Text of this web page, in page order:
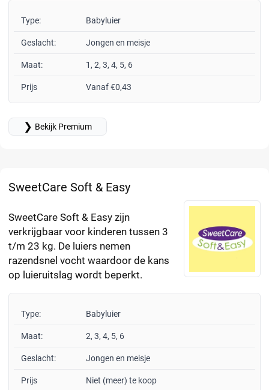
Type: Babyluier
Geslacht: Jongen en meisje
Maat: 1, 2, 3, 4, 5, 6
Prijs Vanaf €0,43
❯ Bekijk Premium
SweetCare Soft & Easy
SweetCare Soft & Easy zijn
verkrijgbaar voor kinderen tussen 3
t/m 23 kg. De luiers nemen
razendsnel vocht waardoor de kans
op luieruitslag wordt beperkt.
Type: Babyluier
Maat: 2, 3, 4, 5, 6
Geslacht: Jongen en meisje
Prijs Niet (meer) te koop